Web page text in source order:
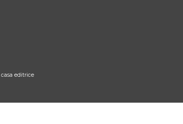
casa editrice